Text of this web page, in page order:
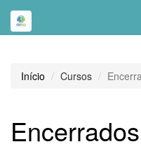
Início Cursos
Encerrados